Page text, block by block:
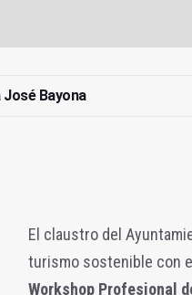
José Bayona
El claustro del
turismo sostenible con
Workshop Profesional